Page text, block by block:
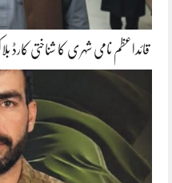
قائداعظم نامی شہری کا شناختی